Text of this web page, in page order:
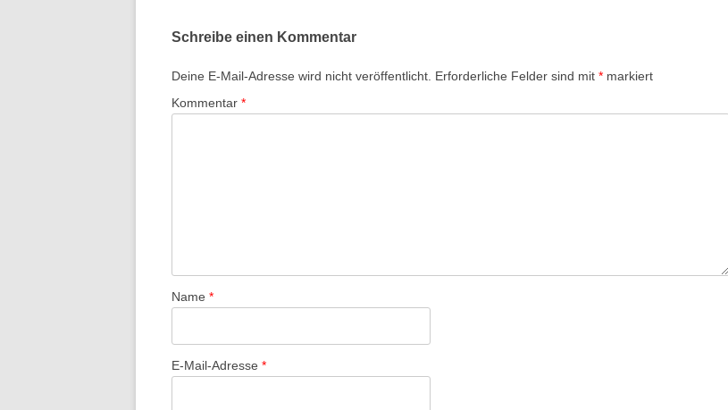
Schreibe einen Kommentar
Deine E-Mail-Adresse wird nicht veröffentlicht. Erforderliche Felder sind mit * markiert
Kommentar *
Name *
E-Mail-Adresse *